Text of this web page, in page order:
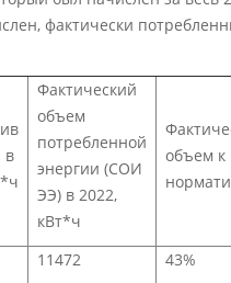
фактически
в
Фактический
объем
потребленной
энергии (СОИ
ЭЭ) в 2022,
кВт*ч
объем к
11472 43%